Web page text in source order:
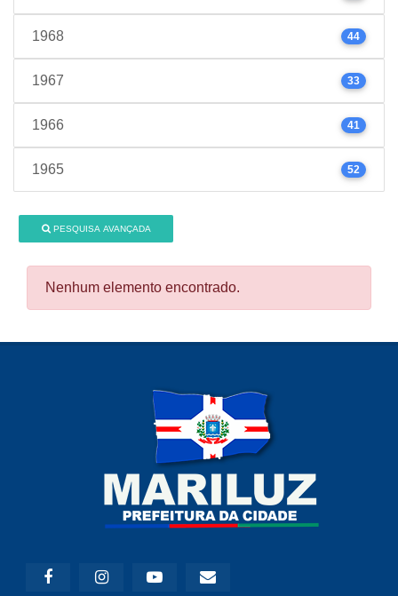
1968 44
1967 33
1966 41
1965 52
PESQUISA AVANÇADA
Nenhum elemento encontrado.